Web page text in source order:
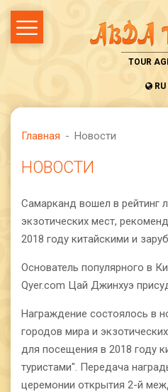
TOUR
RU
Главная Новости
НОВОСТИ
Самарканд вошел в рейтинг
экзотических мест,
2018 году китайскими и
Основатель популярного в
Qyer.com Цай Джинхуэ
Награждение состоялось в
городов мира и
для посещения в 2018 году
туристами". Передача
церемонии открытия 2-й